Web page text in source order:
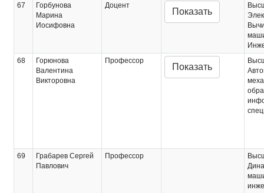
67
Горбунова
Марина
Иосифовна
Доцент
Показать
68
Горюнова
Валентина
Викторовна
Профессор
Показать
69
Грабарев Сергей
Павлович
Профессор